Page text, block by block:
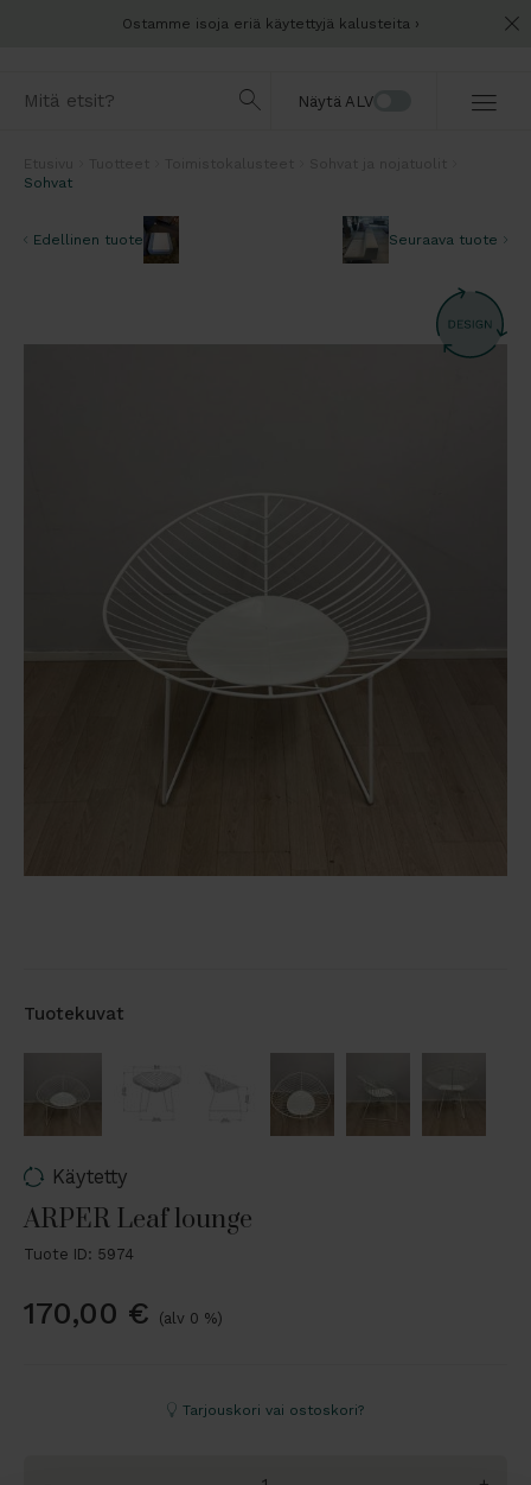
Ostamme isoja eriä käytettyjä kalusteita
Näytä ALV
Sohvat
Edellinen tuote Seuraava tuote
Tuotekuvat
Käytetty
ARPER Leaf lounge
Tuote ID: 5974
170,00 € (alv 0 %)
Tarjouskori vai ostoskori?